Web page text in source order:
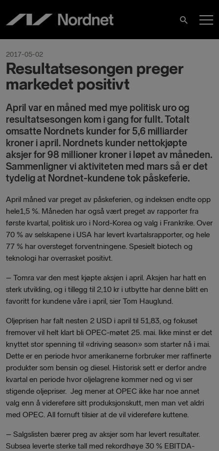
content
Search
2017-05-02
Resultatsesongen preger
markedet positivt
April var en måned med mye politisk uro og
resultatsesongen kom i gang for fullt. Totalt
omsatte Nordnets kunder for 5,6 milliarder
kroner i april. Nordnets kunder nettokjøpte
aksjer for 98 millioner kroner i løpet av måneden.
Sammenligner vi aktiviteten med mars så er det
tydelig at Nordnet-kundene tok påskeferie.
April måned var preget av påskeferien, og indeksen endte opp
hele1,5 %. Måneden har også vært preget av rapporter fra
første kvartal, politisk uro i Nord-Korea og valg i Frankrike. Over
70 % av selskapene i USA har levert kvartalsrapporter, og hele
77 % har oversteget forventningene. Spesielt biotech og
teknologi har overrasket positivt.
– Tomra var den mest kjøpte aksjen i april. Aksjen har hatt en
sterk utvikling, og i tillegg til 2,10 kr i utbytte har denne blitt en
favoritt for kundene våre i april, sier Tom Hauglund.
Oljeprisen har falt nesten 2 USD i april til 51,83, og fokuset
fremover vil helt klart bli OPEC-møtet 25. mai. Ikke minst er det
knyttet stor spenning til «driving season» som starter nå i mai.
Dette er en periode hvor amerikanerne forbruker mer raffinerte
produkter som bensin og diesel. Historisk sett er derfor andre
kvartal en periode hvor oljelagrene kommer ned og vi ser
stigende oljepriser. Jeg mener at OPEC ikke har noe annet
valg enn å videreføre sitt produksjonskutt, men man vet aldri
med OPEC. All fornuft tilsier at de vil videreføre kuttene.
– Salgslisten bærer preg av aksjer som har levert resultater.
Subsea leverte sterke tall med rekordhøye 30 % EBITDA-